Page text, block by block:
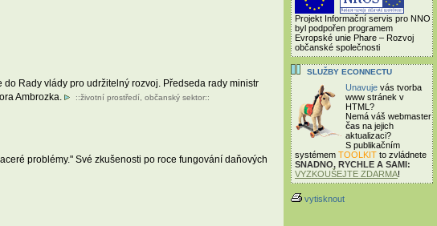
Rady vlády pro udržitelný rozvoj. Předseda rady ministr
Ambrozka.
::životní prostředí občanský sektor::
problémy." Své zkušenosti po roce fungování daňových
Projekt Informační servis pro NNO
byl podpořen programem
Evropské unie Phare – Rozvoj
občanské společnosti
SLUŽBY ECONNECTU
Unavuje vás tvorba
www stránek v
HTML?
Nemá váš webmaster
čas na jejich
aktualizaci?
S publikačním
systémem TOOLKIT to zvládnete
SNADNO, RYCHLE A SAMI:
VYZKOUŠEJTE ZDARMA!
vytisknout